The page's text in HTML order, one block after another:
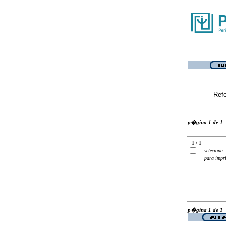
p�gina 1 de 1
1 / 1
seleciona
para
p�gina 1 de 1